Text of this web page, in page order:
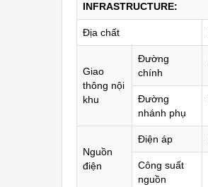
INFRASTRUCTURE:
Địa chất
Giao
thông nội
khu
Đường
chính
Đường
nhánh phụ
Nguồn
điện
Điện áp
Công suất
nguồn